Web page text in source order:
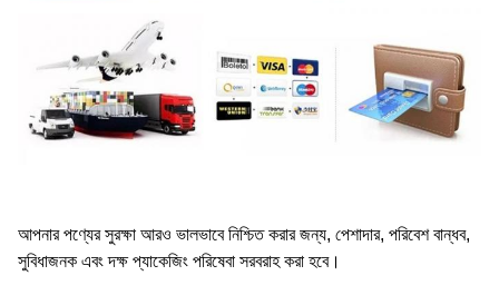
আপনার পণ্যের সুরক্ষা আরও ভালভাবে নিশ্চিত করার জন্য, পেশাদার, পরিবেশ বান্ধব,
সুবিধাজনক এবং দক্ষ প্যাকেজিং পরিষেবা সরবরাহ করা হবে।